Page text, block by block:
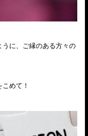
うに、ご縁のある方々の
めて！